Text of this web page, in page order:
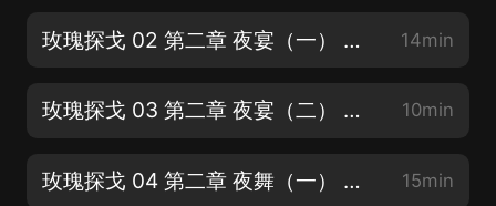
玫瑰探戈 02 第二章 夜宴（一） 朗讀者銘君（新書，巨好！求訂閱！） 14min
玫瑰探戈 03 第二章 夜宴（二） 朗讀者銘君 10min
玫瑰探戈 04 第二章 夜舞（一） 朗讀者銘君 15min